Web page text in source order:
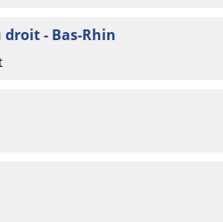
- Bas-Rhin